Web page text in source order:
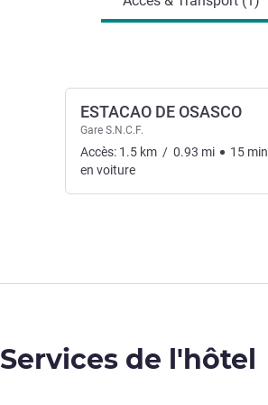
ESTACAO DE OSASCO
Gare S.N.C.F.
Accès: 1.5 km / 0.93 mi 15 min
en voiture
Services de l'hôtel